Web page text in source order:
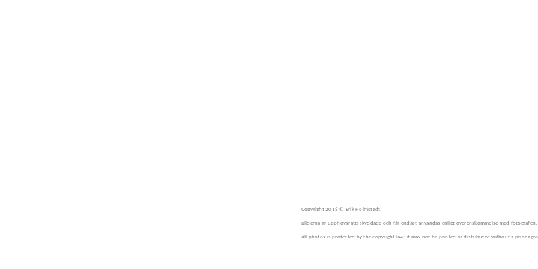
Copyright 2018 © Erik Holmstedt.
Bilderna är upphovsrättsskyddade och får endast användas enligt överenskommelse med fotografen.
All photos is protected by the copyright law; it may not be printed or distributed without a prior